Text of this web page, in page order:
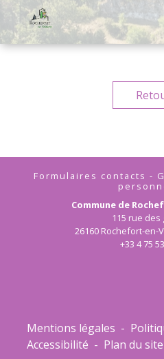
Formulaires contacts -
Commune de
115 rue des
26160 Rochefort-en-
+33 4 75
Mentions légales -
Accessibilité - Plan du site